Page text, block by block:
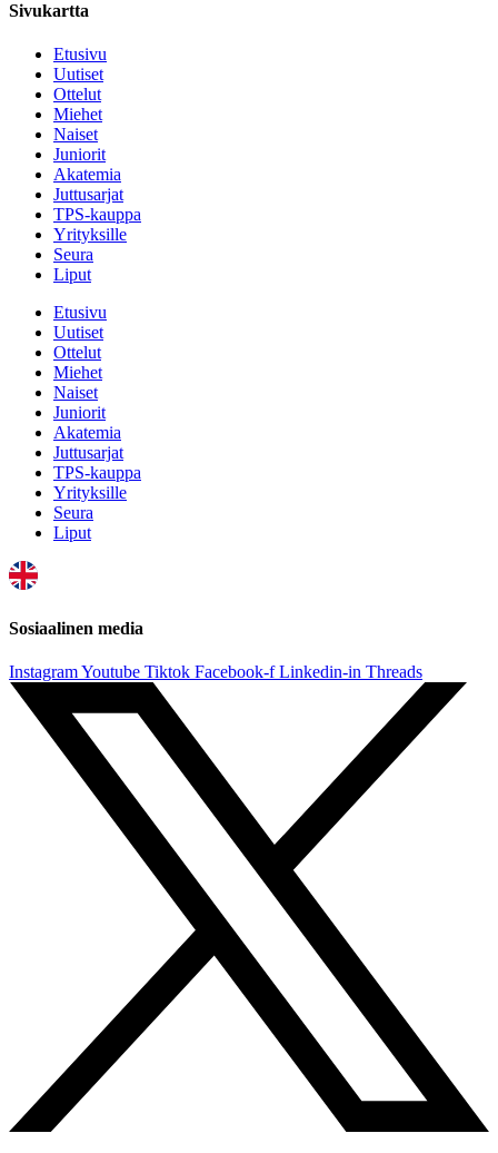
Sivukartta
Etusivu
Uutiset
Ottelut
Miehet
Naiset
Juniorit
Akatemia
Juttusarjat
TPS-kauppa
Yrityksille
Seura
Liput
Etusivu
Uutiset
Ottelut
Miehet
Naiset
Juniorit
Akatemia
Juttusarjat
TPS-kauppa
Yrityksille
Seura
Liput
Sosiaalinen media
InstagramYoutube Tiktok Facebook-f Linkedin-in Threads